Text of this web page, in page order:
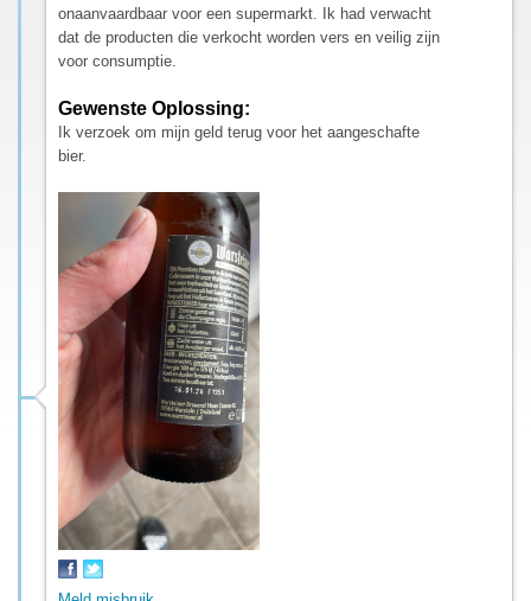
onaanvaardbaar voor een supermarkt. Ik had verwacht
dat de producten die verkocht worden vers en veilig zijn
voor consumptie.
Gewenste Oplossing:
Ik verzoek om mijn geld terug voor het aangeschafte
bier.